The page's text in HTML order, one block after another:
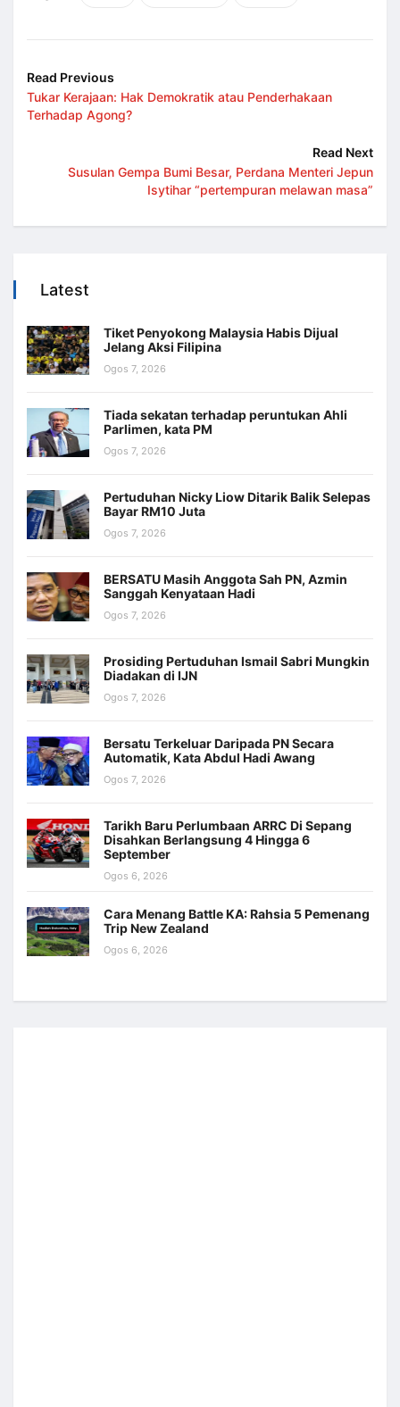
Read Previous
Tukar Kerajaan: Hak Demokratik atau Penderhakaan
Terhadap Agong?
Read Next
Susulan Gempa Bumi Besar, Perdana Menteri Jepun
Isytihar “pertempuran melawan masa”
Latest
Tiket Penyokong Malaysia Habis Dijual
Jelang Aksi Filipina
Ogos 7, 2026
Tiada sekatan terhadap peruntukan Ahli
Parlimen, kata PM
Ogos 7, 2026
Pertuduhan Nicky Liow Ditarik Balik Selepas
Bayar RM10 Juta
Ogos 7, 2026
BERSATU Masih Anggota Sah PN, Azmin
Sanggah Kenyataan Hadi
Ogos 7, 2026
Prosiding Pertuduhan Ismail Sabri Mungkin
Diadakan di IJN
Ogos 7, 2026
Bersatu Terkeluar Daripada PN Secara
Automatik, Kata Abdul Hadi Awang
Ogos 7, 2026
Tarikh Baru Perlumbaan ARRC Di Sepang
Disahkan Berlangsung 4 Hingga 6
September
Ogos 6, 2026
Cara Menang Battle KA: Rahsia 5 Pemenang
Trip New Zealand
Ogos 6, 2026